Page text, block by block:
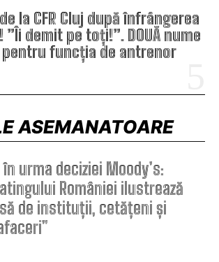
de la CFR Cluj după înfrângerea
”Îi demit pe toți!”. DOUĂ nume
pentru funcția de antrenor
ASEMANATOARE
urma deciziei Moody’s:
României ilustrează
de instituții, cetățeni și